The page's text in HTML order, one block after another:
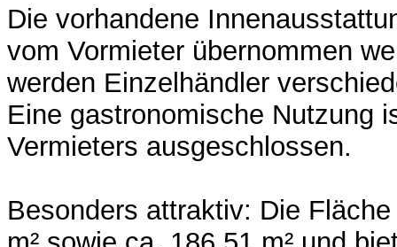
Die vorhandene
vom Vormieter übernommen
werden Einzelhändler
Eine gastronomische Nutzung
Vermieters ausgeschlossen.
Besonders attraktiv: Die